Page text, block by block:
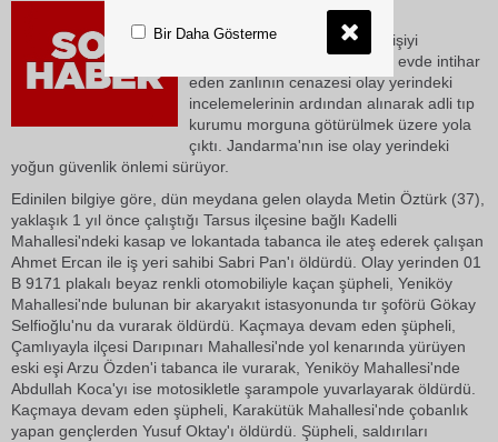
19 Mayıs 2026 Salı 12:23
Mersin'de 6 kişiyi öldürüp 8 kişiyi
yaraladıktan sonra kıstırıldığı evde intihar
eden zanlının cenazesi olay yerindeki
incelemelerinin ardından alınarak adli tıp
kurumu morguna götürülmek üzere yola
çıktı. Jandarma'nın ise olay yerindeki
yoğun güvenlik önlemi sürüyor.
Edinilen bilgiye göre, dün meydana gelen olayda Metin Öztürk (37),
yaklaşık 1 yıl önce çalıştığı Tarsus ilçesine bağlı Kadelli
Mahallesi'ndeki kasap ve lokantada tabanca ile ateş ederek çalışan
Ahmet Ercan ile iş yeri sahibi Sabri Pan'ı öldürdü. Olay yerinden 01
B 9171 plakalı beyaz renkli otomobiliyle kaçan şüpheli, Yeniköy
Mahallesi'nde bulunan bir akaryakıt istasyonunda tır şoförü Gökay
Selfioğlu'nu da vurarak öldürdü. Kaçmaya devam eden şüpheli,
Çamlıyayla ilçesi Darıpınarı Mahallesi'nde yol kenarında yürüyen
eski eşi Arzu Özden'i tabanca ile vurarak, Yeniköy Mahallesi'nde
Abdullah Koca'yı ise motosikletle şarampole yuvarlayarak öldürdü.
Kaçmaya devam eden şüpheli, Karakütük Mahallesi'nde çobanlık
yapan gençlerden Yusuf Oktay'ı öldürdü. Şüpheli, saldırıları
Bir Daha Gösterme